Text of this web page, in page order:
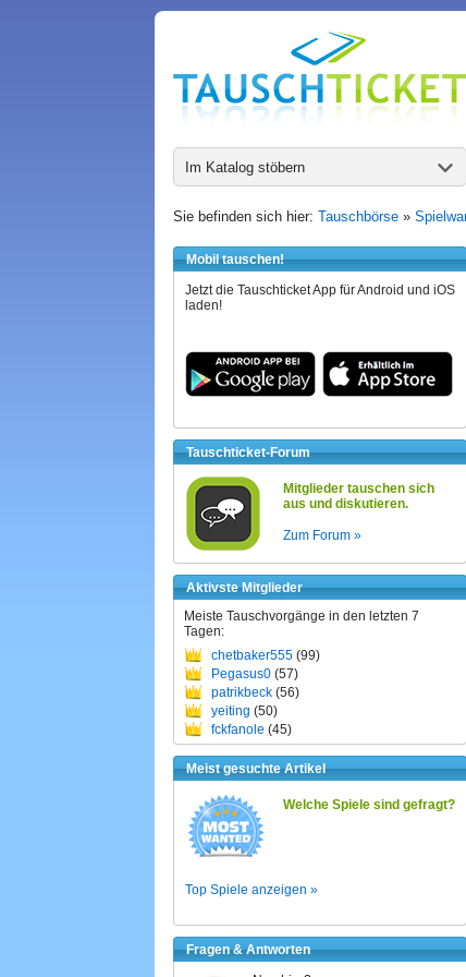
Im Katalog stöbern
Sie befinden sich hier: Tauschbörse »
Mobil tauschen!
Jetzt die Tauschticket App für Android und iOS
laden!
Tauschticket-Forum
Mitglieder tauschen sich
aus und diskutieren.
Zum Forum »
Aktivste Mitglieder
Meiste Tauschvorgänge in den letzten 7
Tagen:
chetbaker555 (99)
Pegasus0 (57)
patrikbeck (56)
yeiting (50)
fckfanole (45)
Meist gesuchte Artikel
Welche Spiele sind gefragt?
Top Spiele anzeigen »
Fragen & Antworten